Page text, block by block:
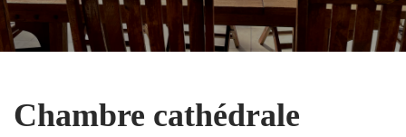
Chambre cathédrale